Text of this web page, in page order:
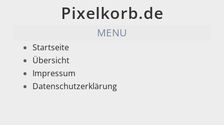
Pixelkorb.de
MENU
Startseite
Übersicht
Impressum
Datenschutzerklärung